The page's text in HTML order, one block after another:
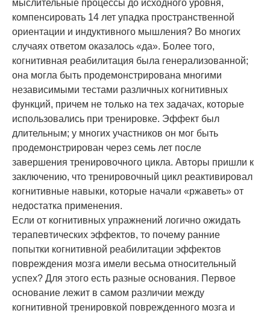
мыслительные процессы до исходного уровня,
компенсировать 14 лет упадка пространственной
ориентации и индуктивного мышления? Во многих
случаях ответом оказалось «да». Более того,
когнитивная реабилитация была генерализованной;
она могла быть продемонстрирована многими
независимыми тестами различных когнитивных
функций, причем не только на тех задачах, которые
использовались при тренировке. Эффект был
длительным; у многих участников он мог быть
продемонстрирован через семь лет после
завершения тренировочного цикла. Авторы пришли к
заключению, что тренировочный цикл реактивировал
когнитивные навыки, которые начали «ржаветь» от
недостатка применения.
Если от когнитивных упражнений логично ожидать
терапевтических эффектов, то почему ранние
попытки когнитивной реабилитации эффектов
повреждения мозга имели весьма относительный
успех? Для этого есть разные основания. Первое
основание лежит в самом различии между
когнитивной тренировкой поврежденного мозга и